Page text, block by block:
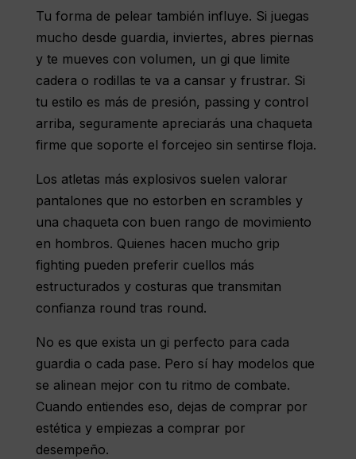
Tu forma de pelear también influye. Si juegas
mucho desde guardia, inviertes, abres piernas
y te mueves con volumen, un gi que limite
cadera o rodillas te va a cansar y frustrar. Si
tu estilo es más de presión, passing y control
arriba, seguramente apreciarás una chaqueta
firme que soporte el forcejeo sin sentirse floja.
Los atletas más explosivos suelen valorar
pantalones que no estorben en scrambles y
una chaqueta con buen rango de movimiento
en hombros. Quienes hacen mucho grip
fighting pueden preferir cuellos más
estructurados y costuras que transmitan
confianza round tras round.
No es que exista un gi perfecto para cada
guardia o cada pase. Pero sí hay modelos que
se alinean mejor con tu ritmo de combate.
Cuando entiendes eso, dejas de comprar por
estética y empiezas a comprar por
desempeño.